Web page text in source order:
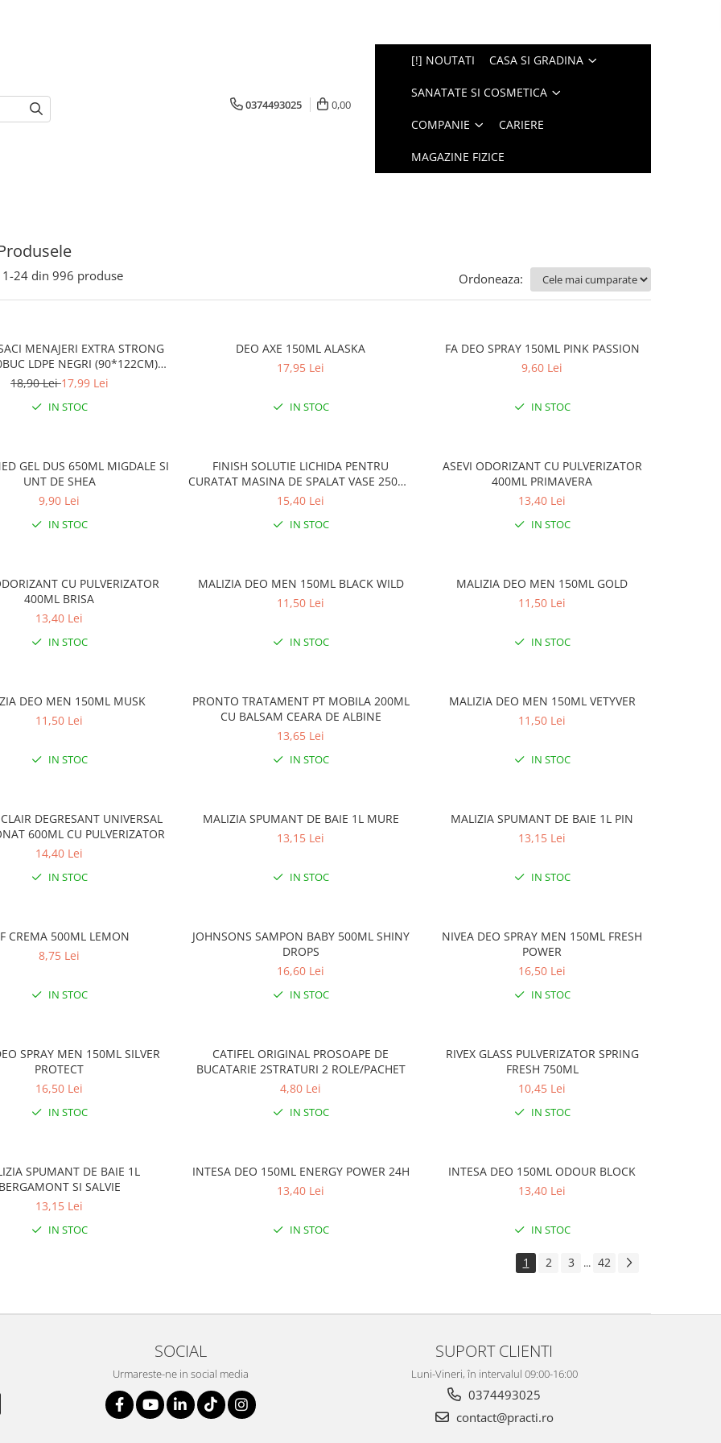
0374493025 0,00
[!] NOUTATI CASA SI GRADINA
SANATATE SI COSMETICA
COMPANIE CARIERE
MAGAZINE FIZICE
1-24 din 996 produse Ordoneaza:
MENAJERI EXTRA STRONG
LDPE NEGRI (90*122CM)
ETICHETA MOV
18,90 Lei17,99 Lei
IN STOC
DEO AXE 150ML ALASKA
17,95 Lei
IN STOC
FA DEO SPRAY 150ML PINK PASSION
9,60 Lei
IN STOC
GEL DUS 650ML MIGDALE SI
UNT DE SHEA
9,90 Lei
IN STOC
FINISH SOLUTIE LICHIDA PENTRU
CURATAT MASINA DE SPALAT VASE 250ML
LEMON
15,40 Lei
IN STOC
ASEVI ODORIZANT CU PULVERIZATOR
400ML PRIMAVERA
13,40 Lei
IN STOC
CU PULVERIZATOR
400ML BRISA
13,40 Lei
IN STOC
MALIZIA DEO MEN 150ML BLACK WILD
11,50 Lei
IN STOC
MALIZIA DEO MEN 150ML GOLD
11,50 Lei
IN STOC
DEO MEN 150ML MUSK
11,50 Lei
IN STOC
PRONTO TRATAMENT PT MOBILA 200ML
CU BALSAM CEARA DE ALBINE
13,65 Lei
IN STOC
MALIZIA DEO MEN 150ML VETYVER
11,50 Lei
IN STOC
DEGRESANT UNIVERSAL
600ML CU PULVERIZATOR
14,40 Lei
IN STOC
MALIZIA SPUMANT DE BAIE 1L MURE
13,15 Lei
IN STOC
MALIZIA SPUMANT DE BAIE 1L PIN
13,15 Lei
IN STOC
CREMA 500ML LEMON
8,75 Lei
IN STOC
JOHNSONS SAMPON BABY 500ML SHINY
DROPS
16,60 Lei
IN STOC
NIVEA DEO SPRAY MEN 150ML FRESH
POWER
16,50 Lei
IN STOC
SPRAY MEN 150ML SILVER
PROTECT
16,50 Lei
IN STOC
CATIFEL ORIGINAL PROSOAPE DE
BUCATARIE 2STRATURI 2 ROLE/PACHET
4,80 Lei
IN STOC
RIVEX GLASS PULVERIZATOR SPRING
FRESH 750ML
10,45 Lei
IN STOC
SPUMANT DE BAIE 1L
BERGAMONT SI SALVIE
13,15 Lei
IN STOC
INTESA DEO 150ML ENERGY POWER 24H
13,40 Lei
IN STOC
INTESA DEO 150ML ODOUR BLOCK
13,40 Lei
IN STOC
1 2 3 ... 42
SOCIAL
Urmareste-ne in social media
SUPORT CLIENTI
Luni-Vineri, în intervalul 09:00-16:00
0374493025
contact@practi.ro